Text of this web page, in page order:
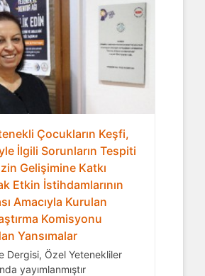
Çocukların Keşfi,
İlgili Sorunların Tespiti
Gelişimine Katkı
Etkin İstihdamlarının
Amacıyla Kurulan
Komisyonu
Yansımalar
Dergisi, Özel Yetenekliler
yayımlanmıştır